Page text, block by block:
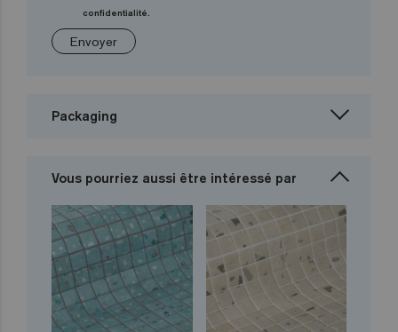
confidentialité.
Envoyer
Packaging
Vous pourriez aussi être intéressé par